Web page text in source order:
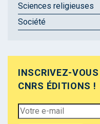
Sciences religieuses
Société
INSCRIVEZ-
CNRS ÉDITIONS !